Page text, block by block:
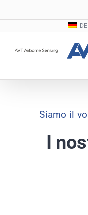
Inhalt
springen
DE
Siamo il
I